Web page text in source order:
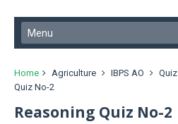
Home Agriculture IBPS AO Quiz
Quiz No-2
Reasoning Quiz No-2